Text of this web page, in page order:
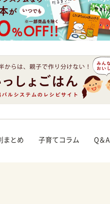
まとめ 子育てコラム Q＆A